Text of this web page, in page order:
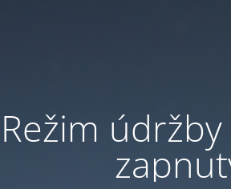
Režim údržby